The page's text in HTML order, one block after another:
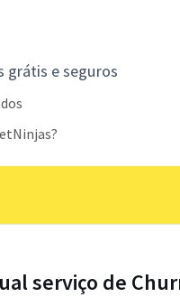
grátis e seguros
serviço de